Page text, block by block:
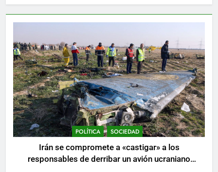
POLÍTICA SOCIEDAD
Irán se compromete a «castigar» a los
responsables de derribar un avión ucraniano